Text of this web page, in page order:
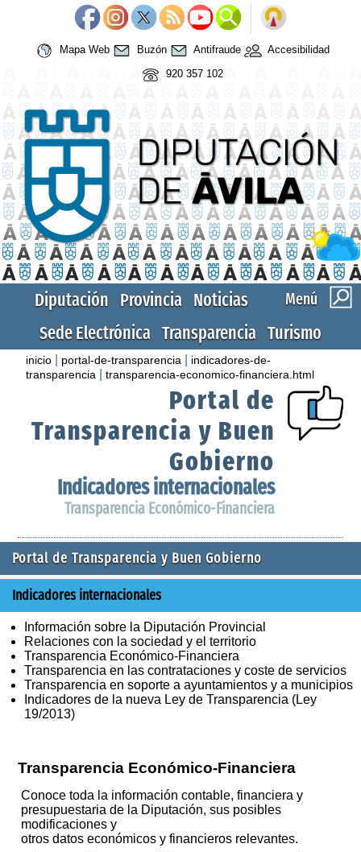
Mapa Web Buzón Antifraude
Accesibilidad
920 357 102
Menú
Diputación Provincia Noticias
Sede Electrónica Transparencia Turismo
inicio portal-de-transparencia
indicadores-de-
transparencia
|transparencia-economico-financiera.html
Portal de
Transparencia y Buen
Gobierno
Indicadores internacionales
Transparencia Económico-Financiera
Portal de Transparencia y Buen Gobierno
Indicadores internacionales
Información sobre la Diputación Provincial
Relaciones con la sociedad y el territorio
Transparencia Económico-Financiera
Transparencia en las contrataciones y coste de servicios
Transparencia en soporte a ayuntamientos y a municipios
Indicadores de la nueva Ley de Transparencia (Ley
19/2013)
Transparencia Económico-Financiera
Conoce toda la información contable, financiera y
presupuestaria de la Diputación, sus posibles
modificaciones y
otros datos económicos y financieros relevantes.